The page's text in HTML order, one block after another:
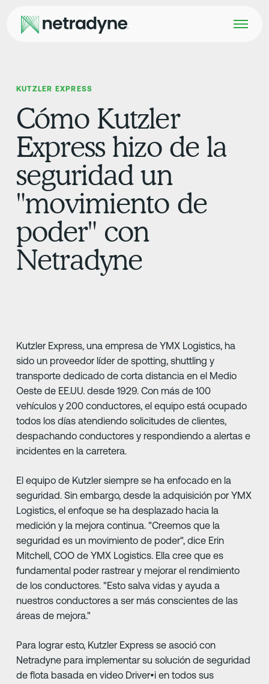
KUTZLER EXPRESS
Cómo Kutzler
Express hizo de la
seguridad un
"movimiento de
poder" con
Netradyne
Kutzler Express, una empresa de YMX Logistics, ha
sido un proveedor líder de spotting, shuttling y
transporte dedicado de corta distancia en el Medio
Oeste de EE.UU. desde 1929. Con más de 100
vehículos y 200 conductores, el equipo está ocupado
todos los días atendiendo solicitudes de clientes,
despachando conductores y respondiendo a alertas e
incidentes en la carretera.
El equipo de Kutzler siempre se ha enfocado en la
seguridad. Sin embargo, desde la adquisición por YMX
Logistics, el enfoque se ha desplazado hacia la
medición y la mejora continua. "Creemos que la
seguridad es un movimiento de poder", dice Erin
Mitchell, COO de YMX Logistics. Ella cree que es
fundamental poder rastrear y mejorar el rendimiento
de los conductores. "Esto salva vidas y ayuda a
nuestros conductores a ser más conscientes de las
áreas de mejora."
Para lograr esto, Kutzler Express se asoció con
Netradyne para implementar su solución de seguridad
de flota basada en video Driver•i en todos sus